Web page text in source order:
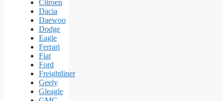
Citroen
Dacia
Daewoo
Dodge
Eagle
Ferrari
Fiat
Ford
Freightliner
Geely
Gleagle